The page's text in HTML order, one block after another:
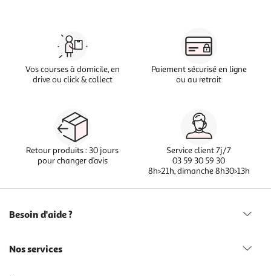
Vos courses à domicile, en
drive ou click & collect
Paiement sécurisé en ligne
ou au retrait
Retour produits : 30 jours
pour changer d’avis
Service client 7j/7
03 59 30 59 30
8h>21h, dimanche 8h30>13h
Besoin d'aide ?
Nos services